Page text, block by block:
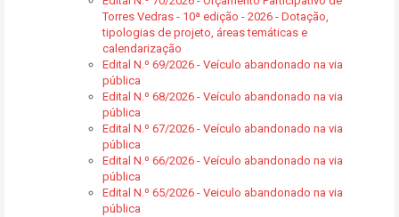
Torres Vedras - 10ª edição - 2026 - Dotação,
tipologias de projeto, áreas temáticas e
calendarização
Edital N.º 69/2026 - Veículo abandonado na via
pública
Edital N.º 68/2026 - Veículo abandonado na via
pública
Edital N.º 67/2026 - Veículo abandonado na via
pública
Edital N.º 66/2026 - Veículo abandonado na via
pública
Edital N.º 65/2026 - Veiculo abandonado na via
pública